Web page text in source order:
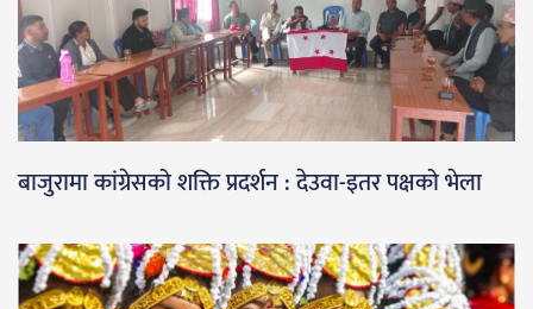
बाजुरामा कांग्रेसको शक्ति प्रदर्शन : देउवा-इतर पक्षको भेला